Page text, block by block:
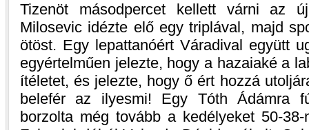
Tizenöt másodpercet kellett várni az
Milosevic idézte elő egy triplával, majd
ötöst. Egy lepattanóért Váradival együtt
egyértelműen jelezte, hogy a hazaiaké a
ítéletet, és jelezte, hogy ő ért hozzá
belefér az ilyesmi! Egy Tóth Ádámra
borzolta még tovább a kedélyeket 50-